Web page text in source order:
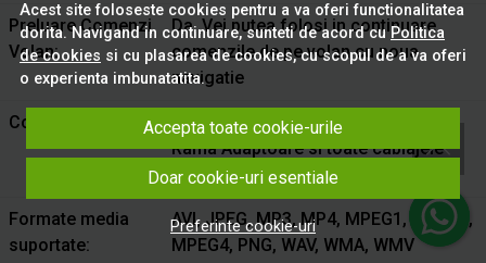
Preluare Comenzi
Volan
Da. Vei putea folosi in continuare
comenzile de pe volan cu noua
navigatie
Continut Pachet
Toate navigatiile tip TABLETA contin
Rama Adaptoare si toate cablajele
necesare pentru montaj!
Formate media
suportate
AVI, JPEG, MP3, MP4, MPEG1, MPEG2,
MPEG4, PNG, WAV, WMA, WMV
Acest site foloseste cookies pentru a va oferi functionalitatea
dorita. Navigand in continuare, sunteti de acord cuPolitica
de cookies si cu plasarea de cookies, cu scopul de a va oferi
o experienta imbunatatita.
Accepta toate cookie-urile
Doar cookie-uri esentiale
Preferinte cookie-uri